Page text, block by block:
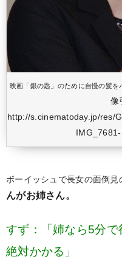
映画「銀の匙」のために自慢の髪を
像
http://s.cinematoday.jp/res/
IMG_7681-
ボーイッシュで長女の面倒見
んがお姉さん。
すず：「姉なら5分
絶対かかる」